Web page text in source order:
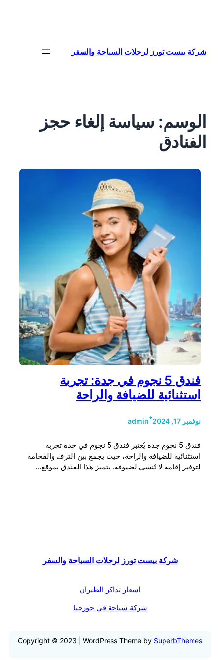
شركة بيست تورز لرحلات السياحة والسفر
الوسم: سياسة إلغاء حجز
الفنادق
فندق 5 نجوم في جدة: تجربة
استثنائية للضيافة والراحة
نوفمبر 17, 2024 •
admin
فندق 5 نجوم جدة يُعتبر فندق 5 نجوم في جدة تجربة
استثنائية للضيافة والراحة، حيث يجمع بين الترف والفخامة
لتوفير إقامة لا تُنسى لضيوفه. يتميز هذا الفندق بموقع…
شركة بيست تورز لرحلات السياحة والسفر
اسعار تذاكر الطيران
شركة سياحة في جورجيا
Copyright © 2023 | WordPress Theme by SuperbThemes